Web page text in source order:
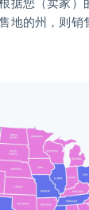
地的州，则销